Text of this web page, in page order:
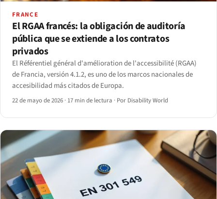
FRANCE
El RGAA francés: la obligación de auditoría
pública que se extiende a los contratos
privados
El Référentiel général d'amélioration de l'accessibilité (RGAA)
de Francia, versión 4.1.2, es uno de los marcos nacionales de
accesibilidad más citados de Europa.
22 de mayo de 2026 · 17 min de lectura · Por Disability World